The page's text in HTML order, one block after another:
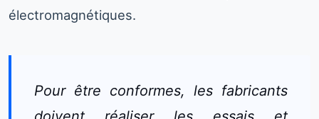
électromagnétiques.
Pour être conformes, les fabricants